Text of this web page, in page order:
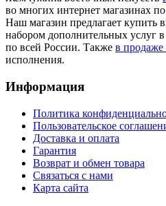
во многих интернет магазинах
Наш магазин предлагает купить
набором дополнительных услуг
по всей России. Также в
исполнения.
Информация
Политика
Пользовательское
Доставка и оплата
Гарантия
Возврат и обмен товара
Связаться с нами
Карта сайта